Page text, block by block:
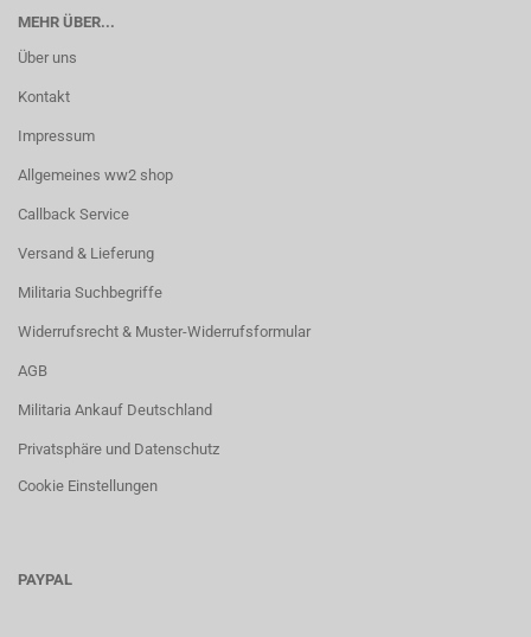
MEHR ÜBER...
Über uns
Kontakt
Impressum
Allgemeines ww2 shop
Callback Service
Versand & Lieferung
Militaria Suchbegriffe
Widerrufsrecht & Muster-Widerrufsformular
AGB
Militaria Ankauf Deutschland
Privatsphäre und Datenschutz
Cookie Einstellungen
PAYPAL